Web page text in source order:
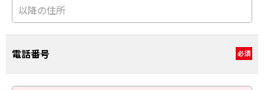
電話番号 必須